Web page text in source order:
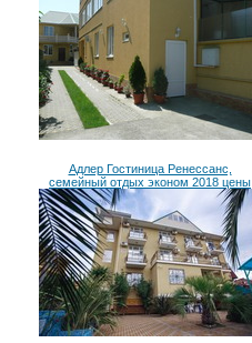
Адлер Гостиница Ренессанс,
семейный отдых эконом 2018 цены